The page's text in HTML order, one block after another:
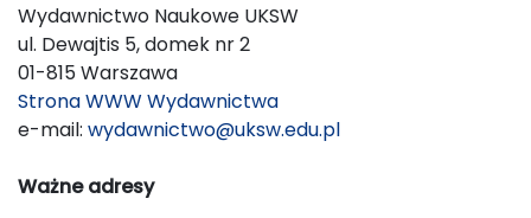
Wydawnictwo Naukowe UKSW
ul. Dewajtis 5, domek nr 2
01-815 Warszawa
Strona WWW Wydawnictwa
e-mail: wydawnictwo@uksw.edu.pl
Ważne adresy